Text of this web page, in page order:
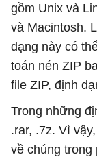
gồm Unix và
và Macintosh.
dạng này có
toán nén ZIP
file ZIP, định
Trong những
.rar, .7z. Vì
về chúng trong